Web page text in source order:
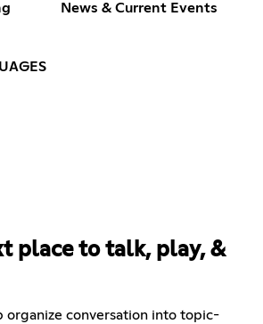
News & Current Events
place to talk, play, &
organize conversation into topic-